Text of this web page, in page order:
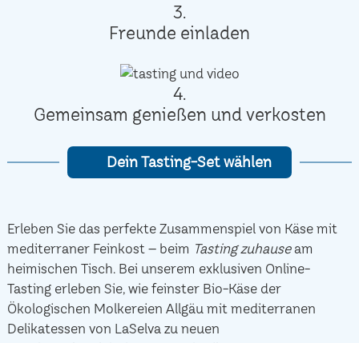
3.
Freunde einladen
4.
Gemeinsam genießen und verkosten
Dein Tasting-Set wählen
Erleben Sie das perfekte Zusammenspiel von Käse mit
mediterraner Feinkost – beim Tasting zuhauseam
heimischen Tisch. Bei unserem exklusiven Online-
Tasting erleben Sie, wie feinster Bio-Käse der
Ökologischen Molkereien Allgäu mit mediterranen
Delikatessen von LaSelva zu neuen